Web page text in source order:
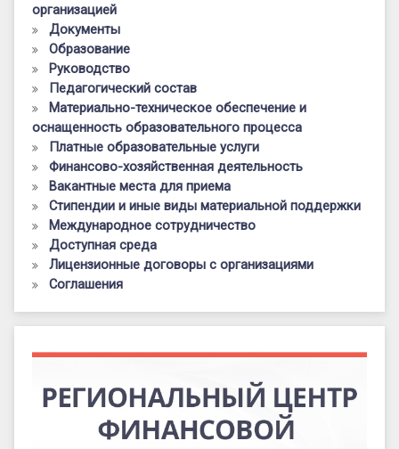
организацией
Документы
Образование
Руководство
Педагогический состав
Материально-техническое обеспечение и
оснащенность образовательного процесса
Платные образовательные услуги
Финансово-хозяйственная деятельность
Вакантные места для приема
Стипендии и иные виды материальной поддержки
Международное сотрудничество
Доступная среда
Лицензионные договоры с организациями
Соглашения